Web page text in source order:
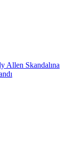
Allen Skandalına